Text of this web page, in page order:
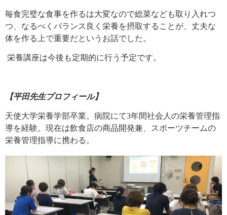
毎食完璧な食事を作るは大変なので総菜なども取り入れつ
つ、なるべくバランス良く栄養を摂取することが、丈夫な
体を作る上で重要だというお話でした。
栄養講座は今後も定期的に行う予定です。
【平田先生プロフィール】
天使大学栄養学部卒業。病院にて3年間社会人の栄養管理指
導を経験。現在は飲食店の商品開発兼、スポーツチームの
栄養管理指導に携わる。